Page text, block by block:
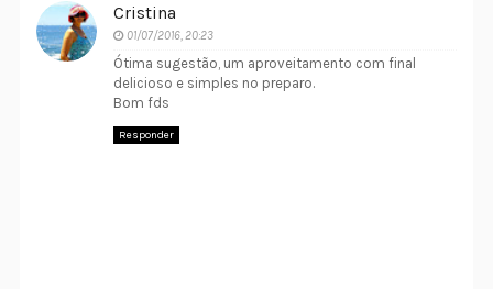
Cristina
01/07/2016, 20:23
Ótima sugestão, um aproveitamento com final
delicioso e simples no preparo.
Bom fds
Responder